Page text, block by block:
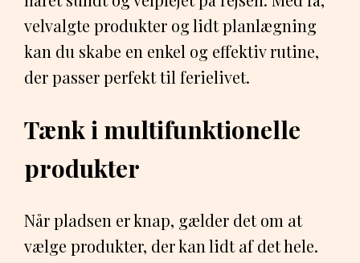
velvalgte produkter og lidt planlægning
kan du skabe en enkel og effektiv rutine,
der passer perfekt til ferielivet.
Tænk i multifunktionelle
produkter
Når pladsen er knap, gælder det om at
vælge produkter, der kan lidt af det hele.